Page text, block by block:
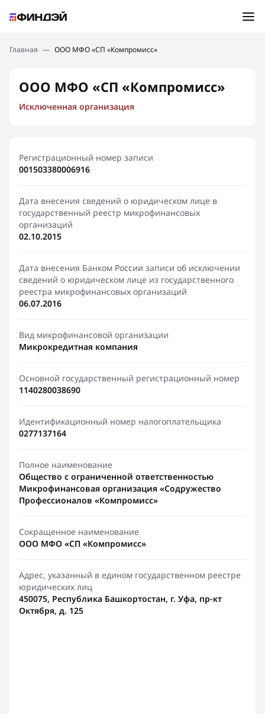
Подбор займа
Новости
Финансовое просвещение
Главная — ООО МФО «СП «Компромисс»
ООО МФО «СП «Компромисс»
Исключенная организация
Регистрационный номер записи
001503380006916
Дата внесения сведений о юридическом лице в
государственный реестр микрофинансовых
организаций
02.10.2015
Дата внесения Банком России записи об исключении
сведений о юридическом лице из государственного
реестра микрофинансовых организаций
06.07.2016
Вид микрофинансовой организации
Микрокредитная компания
Основной государственный регистрационный номер
1140280038690
Идентификационный номер налогоплательщика
0277137164
Полное наименование
Общество с ограниченной ответственностью
Микрофинансовая организация «Содружество
Профессионалов «Компромисс»
Сокращенное наименование
ООО МФО «СП «Компромисс»
Адрес, указанный в едином государственном реестре
юридических лиц
450075, Республика Башкортостан, г. Уфа, пр-кт
Октября, д. 125
Ошибка:Контактная форма не найдена.
Спасибо, что написали нам
Мы свяжемся с Вами в ближайшее время и сообщим
результат
Отправить новый запрос